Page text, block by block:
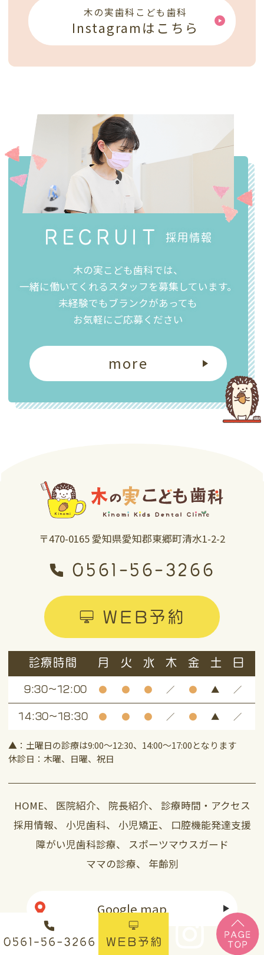
木の実歯科こども歯科
Instagramはこちら
RECRUIT 採用情報
木の実こども歯科では、
一緒に働いてくれるスタッフを募集しています。
未経験でもブランクがあっても
お気軽にご応募ください
more
〒470-0165 愛知県愛知郡東郷町清水1-2-2
0561-56-3266
WEB予約
診療時間 月 火 水 木 金 土 日
9:30～12:00 ● ● ● ／ ● ▲ ／
14:30～18:30 ● ● ● ／ ● ▲ ／
▲：土曜日の診療は9:00～12:30、14:00～17:00となります
休診日：木曜、日曜、祝日
HOME、 医院紹介、 院長紹介、 診療時間・アクセス
採用情報、 小児歯科、 小児矯正、
口腔機能発達支援
障がい児歯科診療、
スポーツマウスガード
ママの診療、 年齢別
Google map